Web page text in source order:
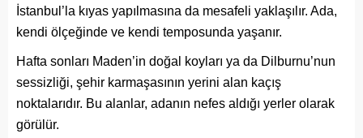
İstanbul’la kıyas yapılmasına da mesafeli yaklaşılır. Ada,
kendi ölçeğinde ve kendi temposunda yaşanır.
Hafta sonları Maden’in doğal koyları ya da Dilburnu’nun
sessizliği, şehir karmaşasının yerini alan kaçış
noktalarıdır. Bu alanlar, adanın nefes aldığı yerler olarak
görülür.